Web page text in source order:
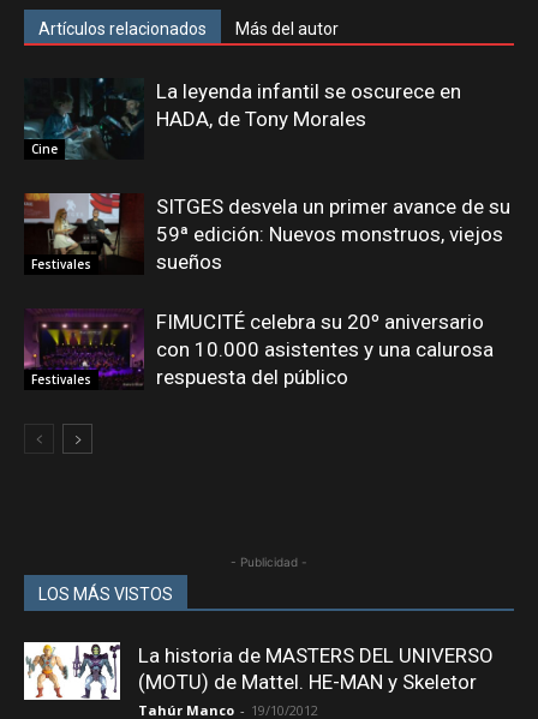
Artículos relacionados Más del autor
Cine
La leyenda infantil se oscurece en
HADA, de Tony Morales
Festivales
SITGES desvela un primer avance de su
59ª edición: Nuevos monstruos, viejos
sueños
Festivales
FIMUCITÉ celebra su 20º aniversario
con 10.000 asistentes y una calurosa
respuesta del público
- Publicidad -
LOS MÁS VISTOS
La historia de MASTERS DEL UNIVERSO
(MOTU) de Mattel. HE-MAN y Skeletor
Tahúr Manco - 19/10/2012